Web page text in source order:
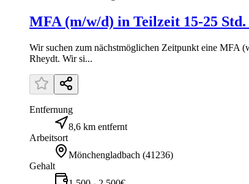
MFA (m/w/d) in Teilzeit 15-25
Wir suchen zum nächstmöglichen Zeitpunkt eine MFA
Rheydt. Wir si...
Entfernung
8,6 km entfernt
Arbeitsort
Mönchengladbach (41236)
Gehalt